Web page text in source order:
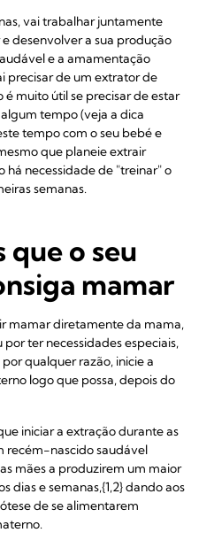
vai trabalhar juntamente
desenvolver a sua produção
e a amamentação
precisar de um extrator de
é muito útil se precisar de estar
tempo (veja a dica
tempo com o seu bebé e
que planeie extrair
há necessidade de "treinar" o
semanas.
que o seu
mamar
mamar diretamente da mama,
ter necessidades especiais,
qualquer razão, inicie a
logo que possa, depois do
iniciar a extração durante as
recém-nascido saudável
mães a produzirem um maior
dias e semanas,{1,2} dando aos
de se alimentarem